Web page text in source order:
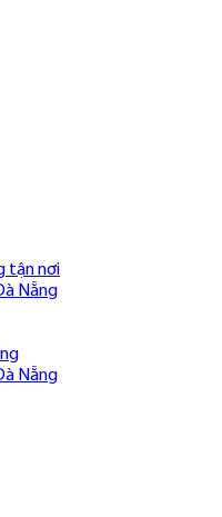
tận nơi
Nẵng
Nẵng